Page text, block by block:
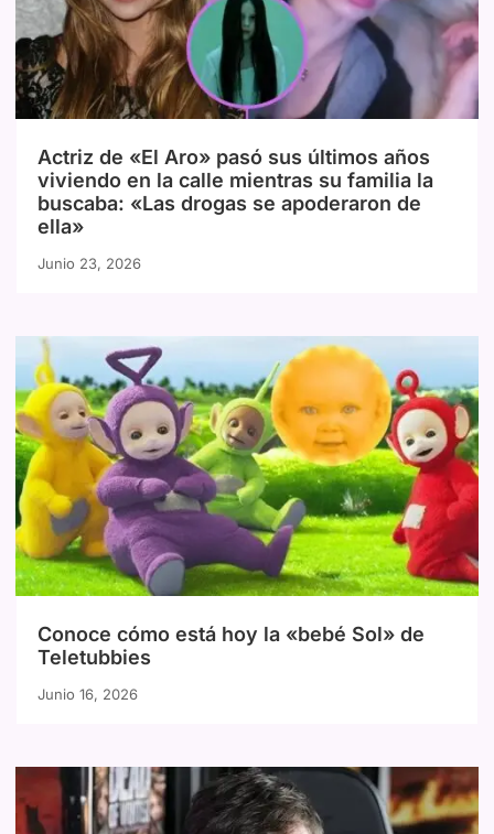
Actriz de «El Aro» pasó sus últimos años
viviendo en la calle mientras su familia la
buscaba: «Las drogas se apoderaron de
ella»
Junio 23, 2026
Conoce cómo está hoy la «bebé Sol» de
Teletubbies
Junio 16, 2026